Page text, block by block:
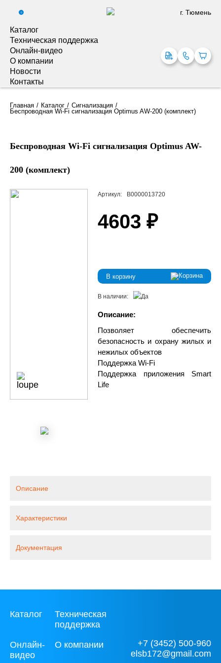
0 г. Тюмень
Каталог
Техническая поддержка
Онлайн-видео
О компании
Новости
Контакты
Главная Каталог
Сигнализация
Беспроводная Wi-Fi сигнализация Optimus AW-200 (комплект)
Беспроводная Wi-Fi сигнализация Optimus AW-
200 (комплект)
Артикул: В0000013720
4603 ₽
В корзину
В наличии:
Описание:
Позволяет обеспечить
безопасность и охрану жилых и
нежилых объектов
Поддержка Wi-Fi
Поддержка приложения Smart
Life
Описание
Характеристики
Документация
Каталог
Техническая
поддержка
Онлайн-
видео
О компании
+7 (3452) 500-960
elsb172@gmail.com